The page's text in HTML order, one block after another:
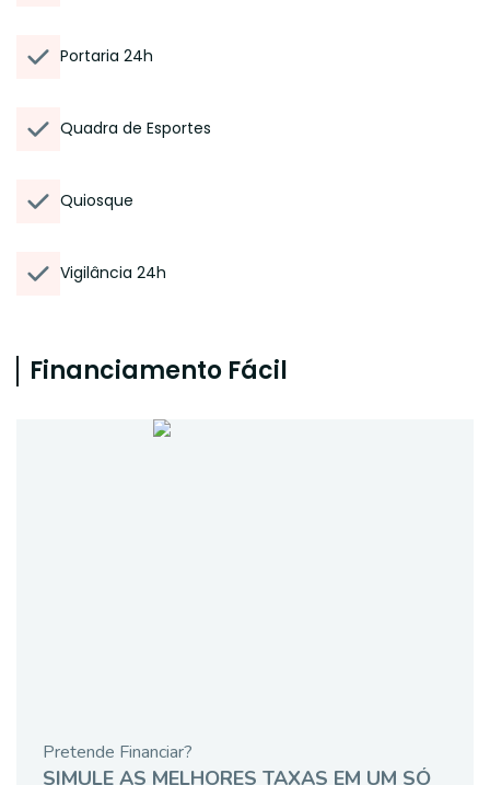
Portaria 24h
Quadra de Esportes
Quiosque
Vigilância 24h
Financiamento Fácil
Pretende Financiar?
SIMULE AS MELHORES TAXAS EM UM SÓ